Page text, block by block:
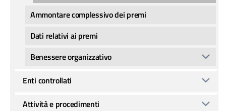
Ammontare complessivo dei premi
Dati relativi ai premi
Benessere organizzativo
Enti controllati
Attività e procedimenti